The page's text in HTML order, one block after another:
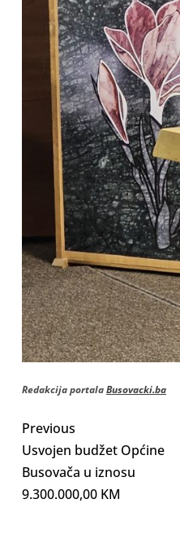
Redakcija portalaBusovacki.ba
Previous
Usvojen budžet Općine
Busovača u iznosu
9.300.000,00 KM